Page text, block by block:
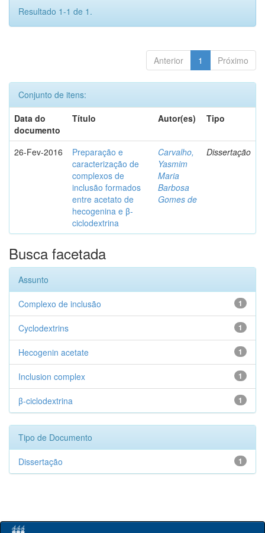
Resultado 1-1 de 1.
Anterior 1 Próximo
Conjunto de itens:
Data do
documento
Título Autor(es) Tipo
26-Fev-2016
Preparação e
caracterização de
complexos de
inclusão formados
entre acetato de
hecogenina e β-
ciclodextrina
Carvalho,
Yasmim
Maria
Barbosa
Gomes de
Dissertação
Busca facetada
Assunto
1
Complexo de inclusão
1
Cyclodextrins
1
Hecogenin acetate
1
Inclusion complex
1
β-ciclodextrina
Tipo de Documento
1
Dissertação